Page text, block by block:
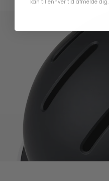
kan til enhver tid afmelde dig.